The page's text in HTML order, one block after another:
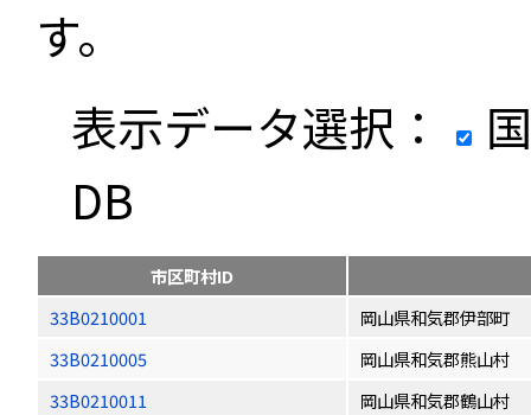
す。
表示データ選択：
DB
市区町村ID
33B0210001
岡山県和気郡伊部町
33B0210005
岡山県和気郡熊山村
33B0210011
岡山県和気郡鶴山村